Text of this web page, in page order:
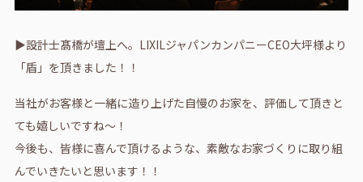
▶設計士髙橋が壇上へ。LIXILジャパンカンパニーCEO大坪様より
「盾」を頂きました！！
当社がお客様と一緒に造り上げた自慢のお家を、評価して頂きと
ても嬉しいですね～！
今後も、皆様に喜んで頂けるような、素敵なお家づくりに取り組
んでいきたいと思います！！